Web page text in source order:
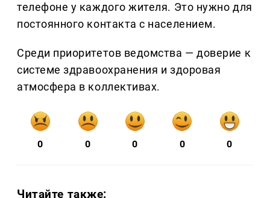
телефоне у каждого жителя. Это нужно для
постоянного контакта с населением.
Среди приоритетов ведомства — доверие к
системе здравоохранения и здоровая
атмосфера в коллективах.
0 0 0 0 0
Читайте также: